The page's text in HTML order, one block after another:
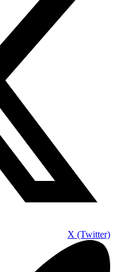
X (Twitter)